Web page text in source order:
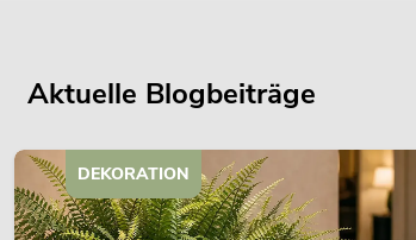
Aktuelle Blogbeiträge
DEKORATION